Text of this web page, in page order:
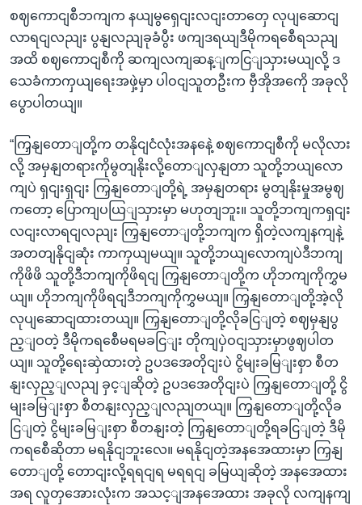
စဈကောငျစီဘကျက နယျမွရှေငျးလငျးတာတှေ လုပျဆောငျ
လာရငျလညျး ပွနျလညျခုခံပွီး ဖကျဒရယျဒီမိုကရစေီရသညျ
အထိ စဈကောငျစီကို ဆကျလကျဆန့ျကငြျသှားမယျလို့ ဒ
သေခံကာကှယျရေးအဖှဲ့မှာ ပါဝငျသူတဦးက ဗှီအိုအကေို အခုလို
ပွောပါတယျ။
“ကြှနျတောျတို့က တနိုငျငံလုံးအနနေဲ့ စဈကောငျစီကို မလိုလား
လို့ အမှနျတရားကိုမွတျနိုးလို့တောျလှနျတာ သူတို့ဘယျလော
ကျပဲ ရှငျးရှငျး ကြှနျတောျတို့ရဲ့ အမှနျတရား မွတျနိုးမှုအမွဈ
ကတော့ ပြောကျပယြျသှားမှာ မဟုတျဘူး။ သူတို့ဘကျကရှငျး
လငျးလာရငျလညျး ကြှနျတောျတို့ဘကျက ရှိတဲ့လကျနကျနဲ့
အတတျနိုငျဆုံး ကာကှယျမယျ။ သူတို့ဘယျလောကျပဲဒီဘကျ
ကိုဖိဖိ သူတို့ဒီဘကျကိုဖိရငျ ကြှနျတောျတို့က ဟိုဘကျကိုကွှမ
ယျ။ ဟိုဘကျကိုဖိရငျဒီဘကျကိုကွှမယျ။ ကြှနျတောျတို့အဲ့လို
လုပျဆောငျထားတယျ။ ကြှနျတောျတို့လိုခငြျတဲ့ စဈမှနျပွ
ည့ျဝတဲ့ ဒီမိုကရစေီမရမခငြျး တိုကျပှဲဝငျသှားမှာဖွဈပါတ
ယျ။ သူတို့ရေးဆှဲထားတဲ့ ဥပဒအေတိုငျးပဲ ငွိမျးခမြျးစှာ စီတ
နျးလှည့ျလညျ ခှင့ျဆိုတဲ့ ဥပဒအေတိုငျးပဲ ကြှနျတောျတို့ ငွိ
မျးခမြျးစှာ စီတနျးလှည့ျလညျတယျ။ ကြှနျတောျတို့လိုခ
ငြျတဲ့ ငွိမျးခမြျးစှာ စီတနျးတဲ့ ကြှနျတောျတို့ရခငြျတဲ့ ဒီမို
ကရစေီဆိုတာ မရနိုငျဘူးလေ။ မရနိုငျတဲ့အနအေထားမှာ ကြှနျ
တောျတို့ တောငျးလို့ရရငျရ မရရငျ ခမြယျဆိုတဲ့ အနအေထား
အရ လူတှအေားလုံးက အသင့ျအနအေထား အခုလို လကျနကျ